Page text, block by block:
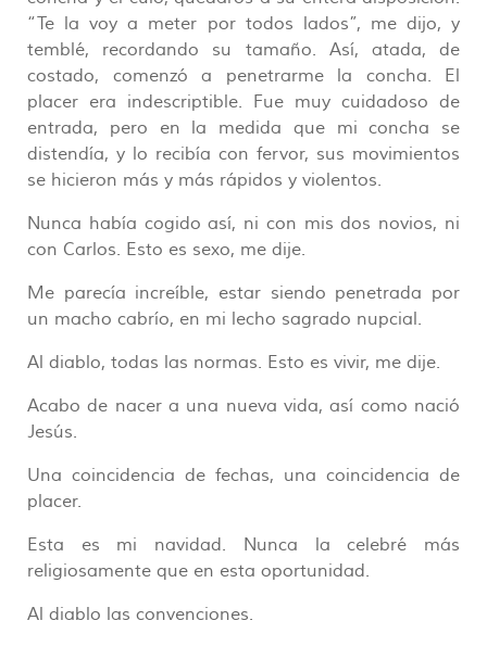
“Te la voy a meter por todos lados”, me dijo, y
temblé, recordando su tamaño. Así, atada, de
costado, comenzó a penetrarme la concha. El
placer era indescriptible. Fue muy cuidadoso de
entrada, pero en la medida que mi concha se
distendía, y lo recibía con fervor, sus movimientos
se hicieron más y más rápidos y violentos.
Nunca había cogido así, ni con mis dos novios, ni
con Carlos. Esto es sexo, me dije.
Me parecía increíble, estar siendo penetrada por
un macho cabrío, en mi lecho sagrado nupcial.
Al diablo, todas las normas. Esto es vivir, me dije.
Acabo de nacer a una nueva vida, así como nació
Jesús.
Una coincidencia de fechas, una coincidencia de
placer.
Esta es mi navidad. Nunca la celebré más
religiosamente que en esta oportunidad.
Al diablo las convenciones.